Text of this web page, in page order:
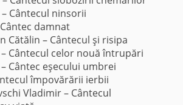
Cântecul ninsorii
damnat
Cătălin – Cântecul şi risipa
Cântecul celor nouă întrupări
Cântec eşecului umbrei
împovărării ierbii
Vladimir – Cântecul